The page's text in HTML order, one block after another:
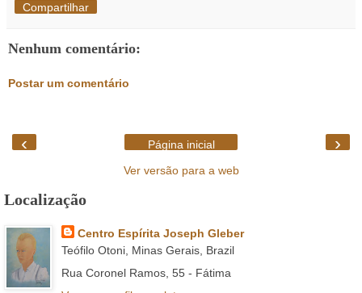
Compartilhar
Nenhum comentário:
Postar um comentário
‹ ›
Página inicial
Ver versão para a web
Localização
Centro Espírita Joseph Gleber
Teófilo Otoni, Minas Gerais, Brazil
Rua Coronel Ramos, 55 - Fátima